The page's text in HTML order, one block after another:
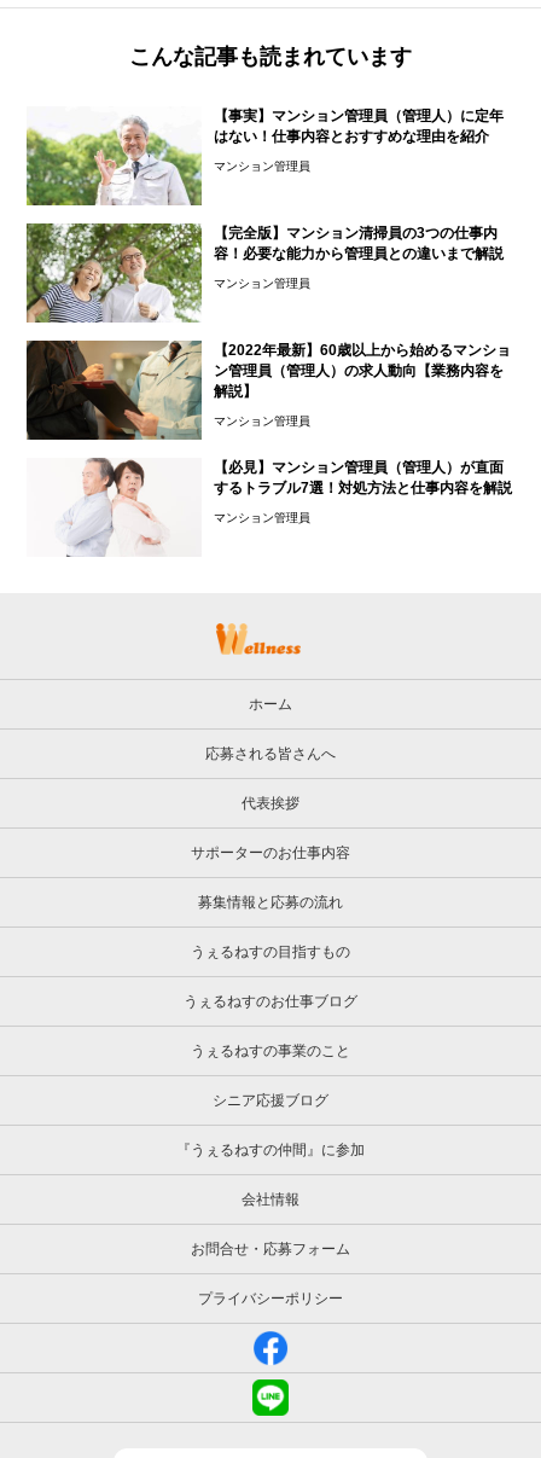
こんな記事も読まれています
【事実】マンション管理員（管理人）に定年
はない！仕事内容とおすすめな理由を紹介
マンション管理員
【完全版】マンション清掃員の3つの仕事内
容！必要な能力から管理員との違いまで解説
マンション管理員
【2022年最新】60歳以上から始めるマンショ
ン管理員（管理人）の求人動向【業務内容を
解説】
マンション管理員
【必見】マンション管理員（管理人）が直面
するトラブル7選！対処方法と仕事内容を解説
マンション管理員
ホーム
応募される皆さんへ
代表挨拶
サポーターのお仕事内容
募集情報と応募の流れ
うぇるねすの目指すもの
うぇるねすのお仕事ブログ
うぇるねすの事業のこと
シニア応援ブログ
『うぇるねすの仲間』に参加
会社情報
お問合せ・応募フォーム
プライバシーポリシー